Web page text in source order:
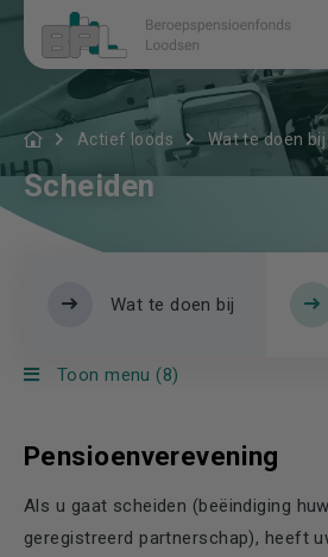
Actief loods Wat te doen bij
Scheiden
Wat te doen bij
Toon menu (8)
Pensioenverevening
Als u gaat scheiden (beëindiging
geregistreerd partnerschap), heeft